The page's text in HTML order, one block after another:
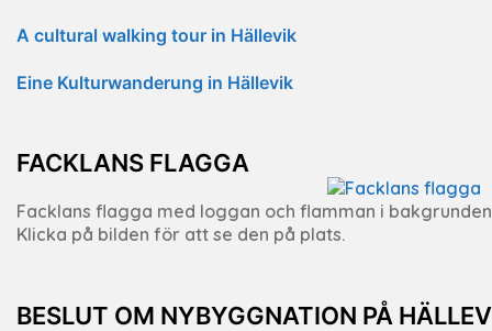
A cultural walking tour in Hällevik
Eine Kulturwanderung in Hällevik
FACKLANS FLAGGA
Facklans flagga med loggan och flamman i
Klicka på bilden för att se den på plats.
BESLUT OM NYBYGGNATION PÅ